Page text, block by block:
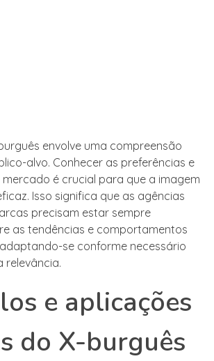
envolve uma compreensão
alvo. Conhecer as preferências e
é crucial para que a imagem
Isso significa que as agências
precisam estar sempre
as tendências e comportamentos
se conforme necessário
relevância.
e aplicações
do X-burguês